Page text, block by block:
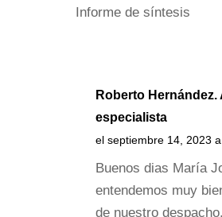
Informe de síntesis
Roberto Hernández.
especialista
el septiembre 14, 2023
Buenos dias María
entendemos muy
de nuestro